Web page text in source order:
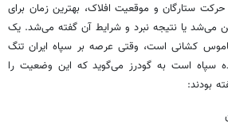
حرکت ستارگان و موقعیت افلاک، بهترین زمان برای
می‌شد یا نتیجه نبرد و شرایط آن گفته می‌شد. یک
کشانی است، وقتی عرصه بر سپاه ایران تنگ
سپاه است به گودرز می‌گوید که این وضعیت را
بودند: